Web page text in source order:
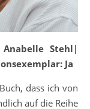
Stehl|
Ja
dass ich von
auf die Reihe